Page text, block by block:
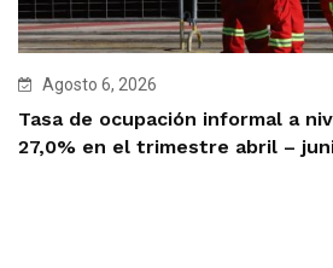
Agosto 6, 2026
Tasa de ocupación informal a
27,0% en el trimestre abril –